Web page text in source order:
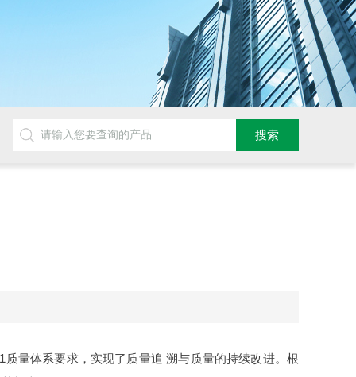
量体系要求，实现了质量追 溯与质量的持续改进。根